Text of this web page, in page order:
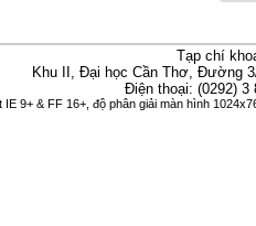
Tạp chí
Khu II, Đại học Cần Thơ, Đường
Điện thoại: (0292)
9+ & FF 16+, độ phân giải màn hình